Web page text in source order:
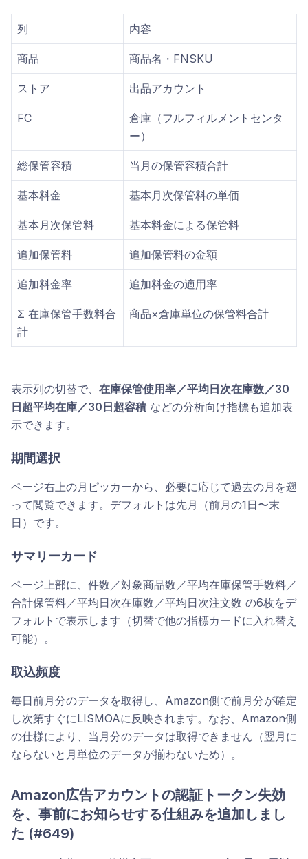
列 内容
商品 商品名・FNSKU
ストア 出品アカウント
FC
倉庫（フルフィルメントセンタ
ー）
総保管容積 当月の保管容積合計
基本料金 基本月次保管料の単価
基本月次保管料 基本料金による保管料
追加保管料 追加保管料の金額
追加料金率 追加料金の適用率
Σ 在庫保管手数料合
計
商品×倉庫単位の保管料合計
表示列の切替で、 在庫保管使用率／平均日次在庫数／30
日超平均在庫／30日超容積 などの分析向け指標も追加表
示できます。
期間選択
ページ右上の月ピッカーから、必要に応じて過去の月を遡
って閲覧できます。デフォルトは先月（前月の1日〜末
日）です。
サマリーカード
ページ上部に、件数／対象商品数／平均在庫保管手数料／
合計保管料／平均日次在庫数／平均日次注文数 の6枚をデ
フォルトで表示します（切替で他の指標カードに入れ替え
可能）。
取込頻度
毎日前月分のデータを取得し、Amazon側で前月分が確定
し次第すぐにLISMOAに反映されます。なお、Amazon側
の仕様により、当月分のデータは取得できません（翌月に
ならないと月単位のデータが揃わないため）。
Amazon広告アカウントの認証トークン失効
を、事前にお知らせする仕組みを追加しまし
た (#649)